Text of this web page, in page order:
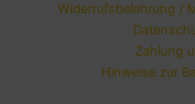
Widerrufsbelehrung /
Zahlung
Hinweise zur